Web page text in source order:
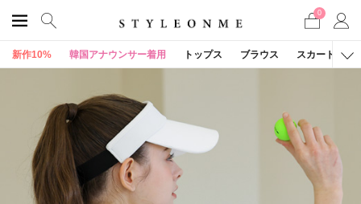
0
新作10% 韓国アナウンサー着用 トップス ブラウス スカート